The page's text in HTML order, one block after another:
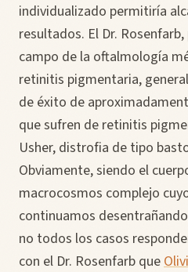
individualizado permitiría
resultados. El Dr.
campo de la oftalmología
retinitis pigmentaria,
de éxito de
que sufren de retinitis
Usher, distrofia de tipo
Obviamente, siendo el
macrocosmos complejo
continuamos
no todos los casos
con el Dr. Rosenfarb que